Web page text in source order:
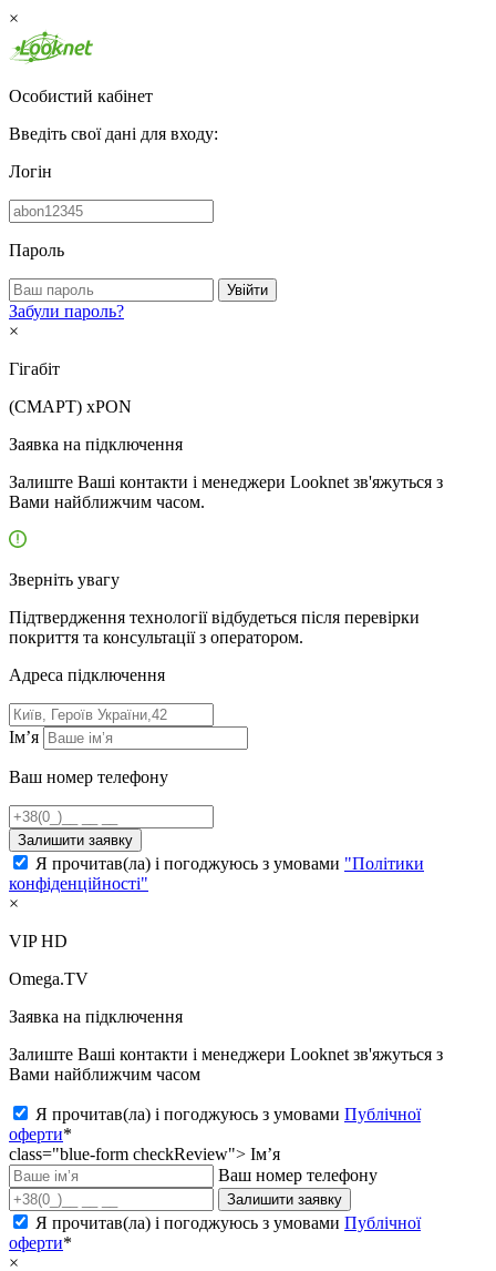
×
Особистий кабінет
Введіть свої дані для входу:
Логін
Пароль
Увійти
Забули пароль?
×
Гігабіт
(СМАРТ) xPON
Заявка на підключення
Залиште Ваші контакти і менеджери Looknet зв'яжуться з
Вами найближчим часом.
Зверніть увагу
Підтвердження технології відбудеться після перевірки
покриття та консультації з оператором.
Адресa підключення
Ім’я
Ваш номер телефону
Залишити заявку
Я прочитав(ла) і погоджуюсь з умовами "Політики
конфіденційності"
×
VIP HD
Omega.TV
Заявка на підключення
Залиште Ваші контакти і менеджери Looknet зв'яжуться з
Вами найближчим часом
Я прочитав(ла) і погоджуюсь з умовами Публічної
оферти*
class="blue-form checkReview"> Ім’я
Ваш номер телефону
Залишити заявку
Я прочитав(ла) і погоджуюсь з умовами Публічної
оферти*
×